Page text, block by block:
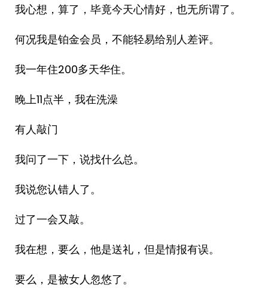
我心想，算了，毕竟今天心情好，也无所谓了。
何况我是铂金会员，不能轻易给别人差评。
我一年住200多天华住。
晚上11点半，我在洗澡
有人敲门
我问了一下，说找什么总。
我说您认错人了。
过了一会又敲。
我在想，要么，他是送礼，但是情报有误。
要么，是被女人忽悠了。